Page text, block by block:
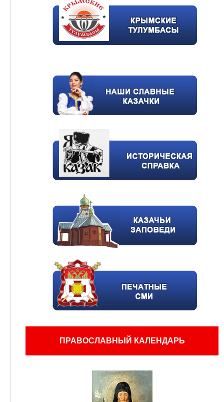
ПРАВОСЛАВНЫЙ КАЛЕНДАРЬ